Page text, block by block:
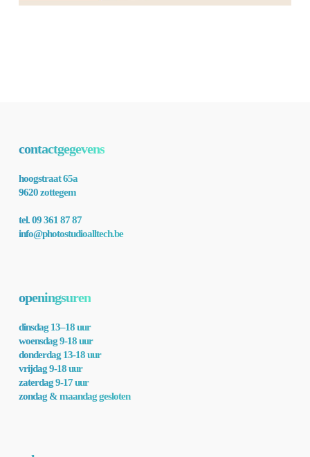
contactgegevens
hoogstraat 65a
9620 zottegem
tel. 09 361 87 87
info@photostudioalltech.be
openingsuren
dinsdag 13–18 uur
woensdag 9-18 uur
donderdag 13-18 uur
vrijdag 9-18 uur
zaterdag 9-17 uur
zondag & maandag gesloten